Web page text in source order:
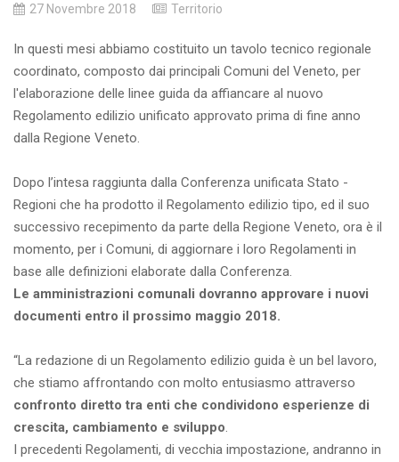
27 Novembre 2018 Territorio
In questi mesi abbiamo costituito un tavolo tecnico regionale
coordinato, composto dai principali Comuni del Veneto, per
l'elaborazione delle linee guida da affiancare al nuovo
Regolamento edilizio unificato approvato prima di fine anno
dalla Regione Veneto.
Dopo l’intesa raggiunta dalla Conferenza unificata Stato -
Regioni che ha prodotto il Regolamento edilizio tipo, ed il suo
successivo recepimento da parte della Regione Veneto, ora è il
momento, per i Comuni, di aggiornare i loro Regolamenti in
base alle definizioni elaborate dalla Conferenza.
Le amministrazioni comunali dovranno approvare i nuovi
documenti entro il prossimo maggio 2018.
“La redazione di un Regolamento edilizio guida è un bel lavoro,
che stiamo affrontando con molto entusiasmo attraverso
confronto diretto tra enti che condividono esperienze di
crescita, cambiamento e sviluppo.
I precedenti Regolamenti, di vecchia impostazione, andranno in